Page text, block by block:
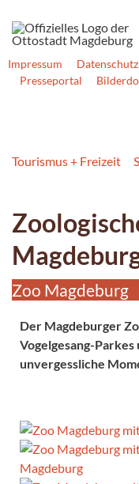
Impressum
Presseportal
Tourismus + Freizeit
Zoo Magdeburg
Der Magdeburger
Vogelgesang-
unvergessliche